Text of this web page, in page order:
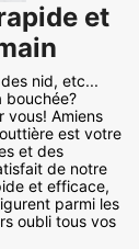
et
nid, etc...
bouchée?
vous! Amiens
est votre
et des
de notre
et efficace,
parmi les
oubli tous vos